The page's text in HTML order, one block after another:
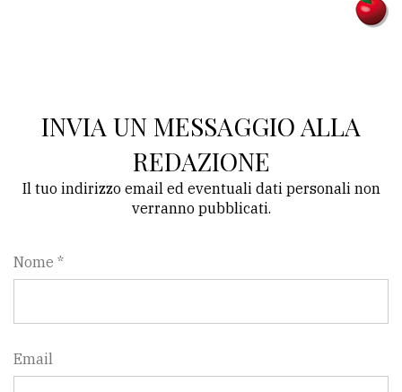
INVIA UN MESSAGGIO ALLA
REDAZIONE
Il tuo indirizzo email ed eventuali dati personali non
verranno pubblicati.
Nome *
Email